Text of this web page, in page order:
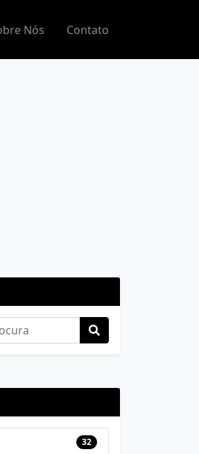
Nós Contato
32